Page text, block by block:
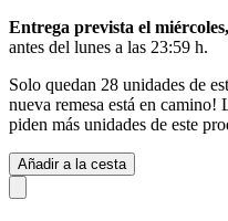
Entrega prevista el
antes del lunes a las 23:59 h.
Solo quedan 28 unidades de
nueva remesa está en camino!
piden más unidades de este
Añadir a la cesta